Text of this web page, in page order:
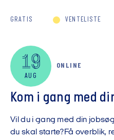
GRATIS VENTELISTE
19
AUG
ONLINE
Kom i gang med
Vil du i gang med din
du skal starte?Få overblik,